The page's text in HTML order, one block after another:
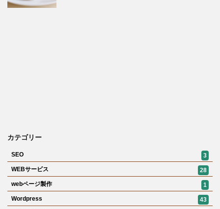
カテゴリー
SEO
3
WEBサービス
28
webページ製作
1
Wordpress
43